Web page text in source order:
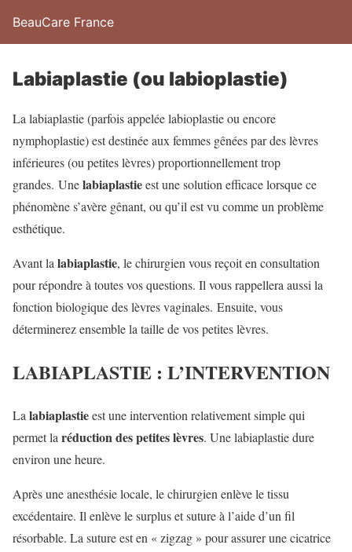
BeauCare France
Labiaplastie (ou labioplastie)
La labiaplastie (parfois appelée labioplastie ou encore
nymphoplastie) est destinée aux femmes gênées par des lèvres
inférieures (ou petites lèvres) proportionnellement trop
grandes. Unelabiaplastieest une solution efficace lorsque ce
phénomène s’avère gênant, ou qu’il est vu comme un problème
esthétique.
Avant la labiaplastie, le chirurgien vous reçoit en consultation
pour répondre à toutes vos questions. Il vous rappellera aussi la
fonction biologique des lèvres vaginales. Ensuite, vous
déterminerez ensemble la taille de vos petites lèvres.
LABIAPLASTIE : L’INTERVENTION
La labiaplastieest une intervention relativement simple qui
permet la réduction des petites lèvres. Une labiaplastie dure
environ une heure.
Après une anesthésie locale, le chirurgien enlève le tissu
excédentaire. Il enlève le surplus et suture à l’aide d’un fil
résorbable. La suture est en « zigzag » pour assurer une cicatrice